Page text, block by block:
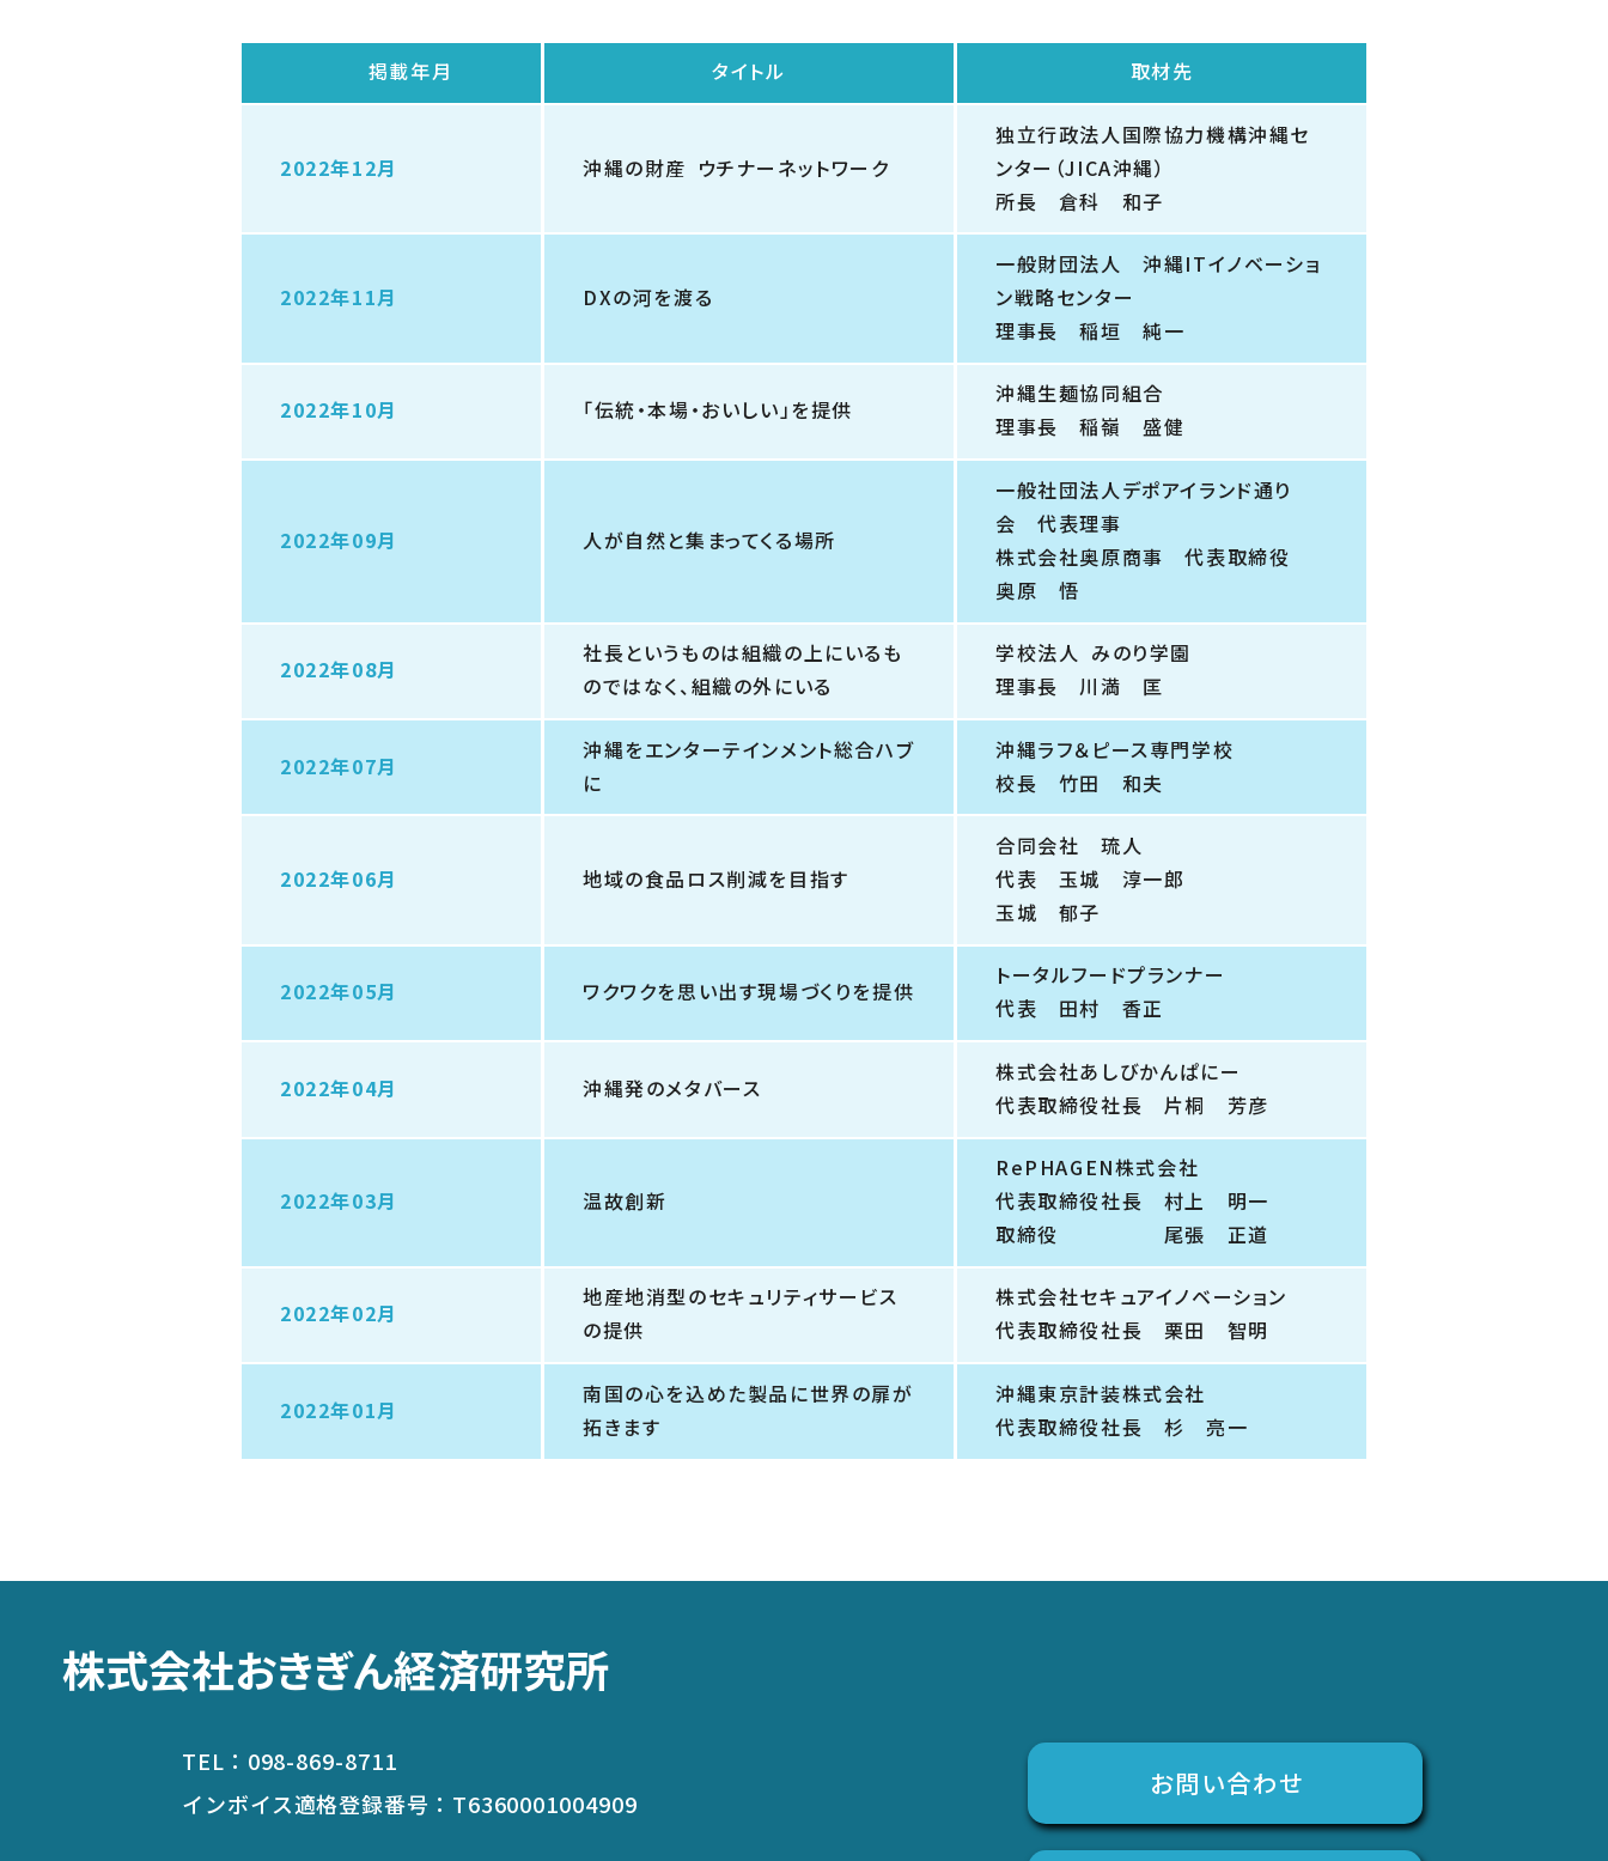
掲載年月 タイトル 取材先
2022年12月 沖縄の財産 ウチナーネットワーク
独立行政法人国際協力機構沖縄セ
ンター（JICA沖縄）
所長 倉科 和子
2022年11月 DXの河を渡る
一般財団法人 沖縄ITイノベーショ
ン戦略センター
理事長 稲垣 純一
2022年10月 「伝統・本場・おいしい」を提供
沖縄生麺協同組合
理事長 稲嶺 盛健
2022年09月 人が自然と集まってくる場所
一般社団法人デポアイランド通り
会 代表理事
株式会社奥原商事 代表取締役
奥原 悟
2022年08月
社長というものは組織の上にいるも
のではなく、組織の外にいる
学校法人 みのり学園
理事長 川満 匡
2022年07月
沖縄をエンターテインメント総合ハブ
に
沖縄ラフ＆ピース専門学校
校長 竹田 和夫
2022年06月 地域の食品ロス削減を目指す
合同会社 琉人
代表 玉城 淳一郎
玉城 郁子
2022年05月 ワクワクを思い出す現場づくりを提供
トータルフードプランナー
代表 田村 香正
2022年04月 沖縄発のメタバース
株式会社あしびかんぱにー
代表取締役社長 片桐 芳彦
2022年03月 温故創新
RePHAGEN株式会社
代表取締役社長 村上 明一
取締役 尾張 正道
2022年02月
地産地消型のセキュリティサービス
の提供
株式会社セキュアイノベーション
代表取締役社長 栗田 智明
2022年01月
南国の心を込めた製品に世界の扉が
拓きます
沖縄東京計装株式会社
代表取締役社長 杉 亮一
株式会社おきぎん経済研究所
TEL： 098-869-8711
インボイス適格登録番号： T6360001004909
お問い合わせ